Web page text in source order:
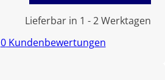
Lieferbar in 1 - 2 Werktagen
0Kundenbewertungen